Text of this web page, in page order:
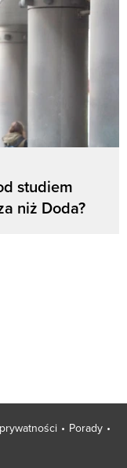
studiem
niż Doda?
Porady